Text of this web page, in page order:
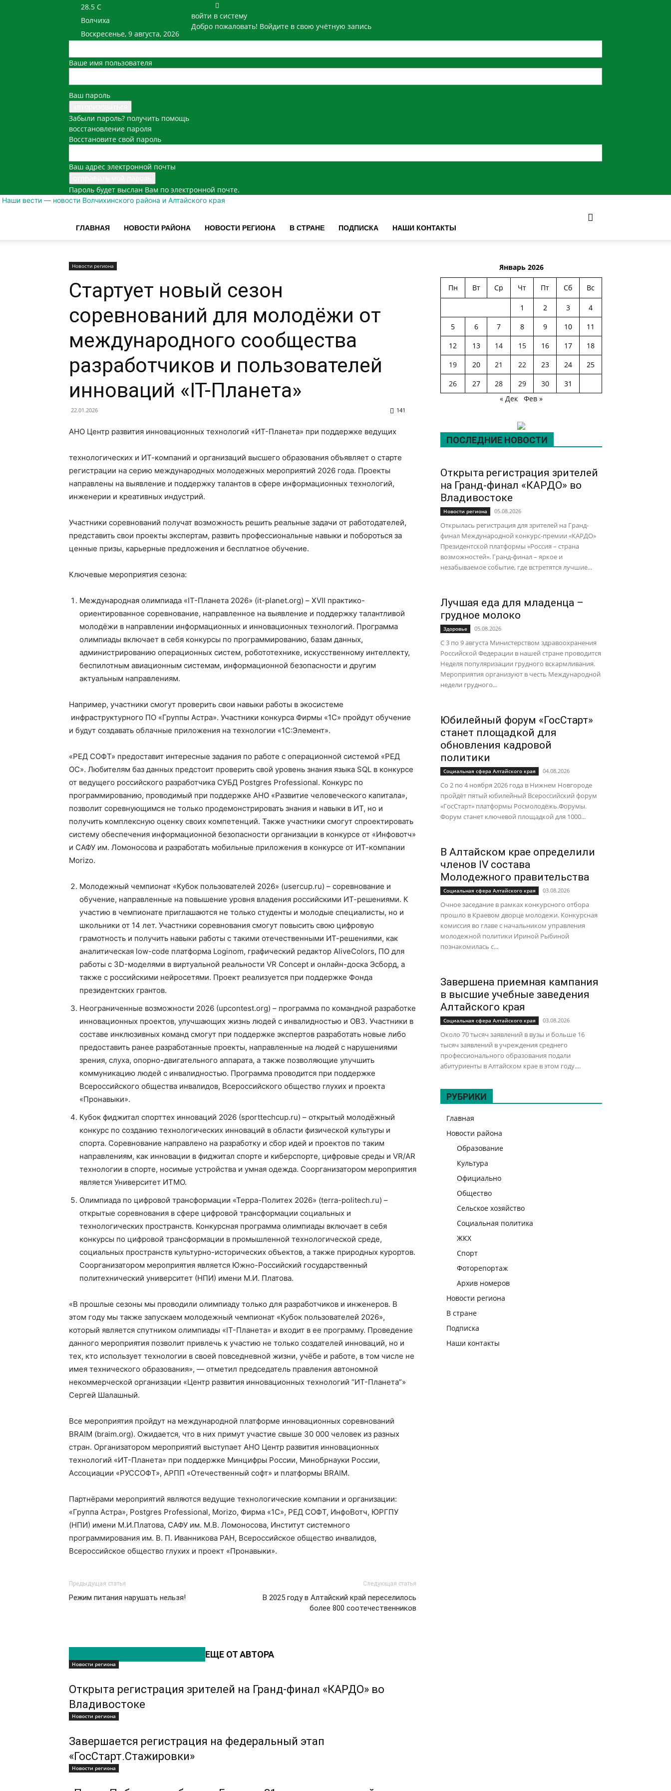
28.5 C
Волчиха
Воскресенье, 9 августа, 2026
войти в систему
Добро пожаловать! Войдите в свою учётную запись
Ваше имя пользователя
Ваш пароль
Забыли пароль? получить помощь
восстановление пароля
Восстановите свой пароль
Ваш адрес электронной почты
Пароль будет выслан Вам по электронной почте.
Наши вести — новости Волчихинского района и Алтайского края
ГЛАВНАЯ НОВОСТИ РАЙОНА НОВОСТИ РЕГИОНА В СТРАНЕ ПОДПИСКА НАШИ КОНТАКТЫ
Новости региона
Стартует новый сезон
соревнований для молодёжи от
международного сообщества
разработчиков и пользователей
инноваций «IT-Планета»
22.01.2026 141
АНО Центр развития инновационных технологий «ИТ-Планета» при поддержке ведущих
технологических и ИТ-компаний и организаций высшего образования объявляет о старте
регистрации на серию международных молодежных мероприятий 2026 года. Проекты
направлены на выявление и поддержку талантов в сфере информационных технологий,
инженерии и креативных индустрий.
Участники соревнований получат возможность решить реальные задачи от работодателей,
представить свои проекты экспертам, развить профессиональные навыки и побороться за
ценные призы, карьерные предложения и бесплатное обучение.
Ключевые мероприятия сезона:
Международная олимпиада «IT-Планета 2026» (it-planet.org) – XVII практико-
ориентированное соревнование, направленное на выявление и поддержку талантливой
молодёжи в направлении информационных и инновационных технологий. Программа
олимпиады включает в себя конкурсы по программированию, базам данных,
администрированию операционных систем, робототехнике, искусственному интеллекту,
беспилотным авиационным системам, информационной безопасности и другим
актуальным направлениям.
Например, участники смогут проверить свои навыки работы в экосистеме
инфраструктурного ПО «Группы Астра». Участники конкурса Фирмы «1С» пройдут обучение
и будут создавать облачные приложения на технологии «1С:Элемент».
«РЕД СОФТ» предоставит интересные задания по работе с операционной системой «РЕД
ОС». Любителям баз данных предстоит проверить свой уровень знания языка SQL в конкурсе
от ведущего российского разработчика СУБД Postgres Professional. Конкурс по
программированию, проводимый при поддержке АНО «Развитие человеческого капитала»,
позволит соревнующимся не только продемонстрировать знания и навыки в ИТ, но и
получить комплексную оценку своих компетенций. Также участники смогут спроектировать
систему обеспечения информационной безопасности организации в конкурсе от «Инфовотч»
и САФУ им. Ломоносова и разработать мобильные приложения в конкурсе от ИТ-компании
Morizo.
Молодежный чемпионат «Кубок пользователей 2026» (usercup.ru) – cоревнование и
обучение, направленные на повышение уровня владения российскими ИТ-решениями. К
участию в чемпионате приглашаются не только студенты и молодые специалисты, но и
школьники от 14 лет. Участники соревнования cмогут повысить свою цифровую
грамотность и получить навыки работы с такими отечественными ИТ-решениями, как
аналитическая low-code платформа Loginom, графический редактор AliveColors, ПО для
работы с 3D-моделями в виртуальной реальности VR Concept и онлайн-доска Эсборд, а
также с российскими нейросетями. Проект реализуется при поддержке Фонда
президентских грантов.
Неограниченные возможности 2026 (upcontest.org) – программа по командной разработке
инновационных проектов, улучшающих жизнь людей с инвалидностью и ОВЗ. Участники в
составе инклюзивных команд смогут при поддержке экспертов разработать новые либо
предоставить ранее разработанные проекты, направленные на людей с нарушениями
зрения, слуха, опорно-двигательного аппарата, а также позволяющие улучшить
коммуникацию людей с инвалидностью. Программа проводится при поддержке
Всероссийского общества инвалидов, Всероcсийского общество глухих и проекта
«Пронавыки».
Кубок фиджитал спорттех инноваций 2026 (sporttechcup.ru) – открытый молодёжный
конкурс по созданию технологических инноваций в области физической культуры и
спорта. Соревнование направлено на разработку и сбор идей и проектов по таким
направлениям, как инновации в фиджитал спорте и киберспорте, цифровые среды и VR/AR
технологии в спорте, носимые устройства и умная одежда. Соорганизатором мероприятия
является Университет ИТМО.
Олимпиада по цифровой трансформации «Терра-Политех 2026» (terra-politech.ru) –
открытые соревнования в сфере цифровой трансформации социальных и
технологических пространств. Конкурсная программа олимпиады включает в себя
конкурсы по цифровой трансформации в промышленной технологической среде,
социальных пространств культурно-исторических объектов, а также природных курортов.
Соорганизатором мероприятия является Южно-Российский государственный
политехнический университет (НПИ) имени М.И. Платова.
«В прошлые сезоны мы проводили олимпиаду только для разработчиков и инженеров. В
этом году мы также запускаем молодежный чемпионат «Кубок пользователей 2026»,
который является спутником олимпиады «IT-Планета» и входит в ее программу. Проведение
данного мероприятия позволит привлечь к участию не только создателей инноваций, но и
тех, кто использует технологии в своей повседневной жизни, учёбе и работе, в том числе не
имея технического образования», — отметил председатель правления автономной
некоммерческой организации «Центр развития инновационных технологий “ИТ-Планета”»
Сергей Шалашный.
Все мероприятия пройдут на международной платформе инновационных соревнований
BRAIM (braim.org). Ожидается, что в них примут участие свыше 30 000 человек из разных
стран. Организатором мероприятий выступает АНО Центр развития инновационных
технологий «ИТ-Планета» при поддержке Минцифры России, Минобрнауки России,
Ассоциации «РУССОФТ», АРПП «Отечественный софт» и платформы BRAIM.
Партнёрами мероприятий являются ведущие технологические компании и организации:
«Группа Астра», Postgres Professional, Morizo, Фирма «1С», РЕД СОФТ, ИнфоВотч, ЮРГПУ
(НПИ) имени М.И.Платова, САФУ им. М.В. Ломоносова, Институт системного
программирования им. В. П. Иванникова РАН, Всероссийское общество инвалидов,
Всероcсийское общество глухих и проект «Пронавыки».
Предыдущая статья
Режим питания нарушать нельзя!
Следующая статья
В 2025 году в Алтайский край переселилось
более 800 соотечественников
ЕЩЕ ОТ АВТОРА
Новости региона
Открыта регистрация зрителей на Гранд-финал «КАРДО» во
Владивостоке
Новости региона
Завершается регистрация на федеральный этап
«ГосСтарт.Стажировки»
Новости региона
Январь 2026
Пн Вт Ср Чт Пт Сб Вс
1 2 3
4
5
6 7 8 9 10
11
12
13 14 15 16 17
18
19
20 21 22 23 24
25
26
27 28 29 30
31
« Дек
Фев »
ПОСЛЕДНИЕ НОВОСТИ
Открыта регистрация зрителей
на Гранд-финал «КАРДО» во
Владивостоке
Новости региона 05.08.2026
Открылась регистрация для зрителей на Гранд-
финал Международной конкурс-премии «КАРДО»
Президентской платформы «Россия – страна
возможностей». Гранд-финал – яркое и
незабываемое событие, где встретятся лучшие...
Лучшая еда для младенца –
грудное молоко
Здоровье 05.08.2026
С 3 по 9 августа Министерством здравоохранения
Российской Федерации в нашей стране проводится
Неделя популяризации грудного вскармливания.
Мероприятия организуют в честь Международной
недели грудного...
Юбилейный форум «ГосСтарт»
станет площадкой для
обновления кадровой
политики
Социальная сфера Алтайского края 04.08.2026
Со 2 по 4 ноября 2026 года в Нижнем Новгороде
пройдёт пятый юбилейный Всероссийский форум
«ГосСтарт» платформы Росмолодёжь.Форумы.
Форум станет ключевой площадкой для 1000...
В Алтайском крае определили
членов IV состава
Молодежного правительства
Социальная сфера Алтайского края 03.08.2026
Очное заседание в рамках конкурсного отбора
прошло в Краевом дворце молодежи. Конкурсная
комиссия во главе с начальником управления
молодежной политики Ириной Рыбиной
познакомилась с...
Завершена приемная кампания
в высшие учебные заведения
Алтайского края
Социальная сфера Алтайского края 03.08.2026
Около 70 тысяч заявлений в вузы и больше 16
тысяч заявлений в учреждения среднего
профессионального образования подали
абитуриенты в Алтайском крае в этом году....
РУБРИКИ
Главная
Новости района
Образование
Культура
Официально
Общество
Сельское хозяйство
Социальная политика
ЖКХ
Спорт
Фоторепортаж
Архив номеров
Новости региона
В стране
Подписка
Наши контакты